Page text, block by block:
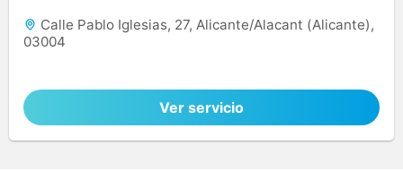
Calle Pablo Iglesias, 27, Alicante/Alacant (Alicante),
03004
Ver servicio